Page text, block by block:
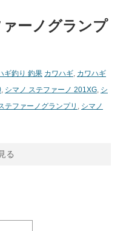
ーノグランプ
ギ釣り 釣果 カワハギ, カワハギ
, シマノ ステファーノ 201XG, シ
テファーノグランプリ , シマノ
る